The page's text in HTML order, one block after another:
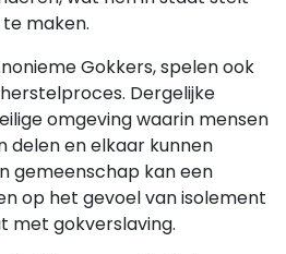
maken.
Gokkers, spelen ook
Dergelijke
omgeving waarin mensen
delen en elkaar kunnen
gemeenschap kan een
op het gevoel van isolement
met gokverslaving.